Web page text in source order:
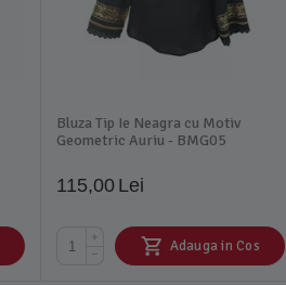
Bluza Tip Ie Neagra cu Motiv
Geometric Auriu - BMG05
115,00 Lei
+
−
Adauga in Cos